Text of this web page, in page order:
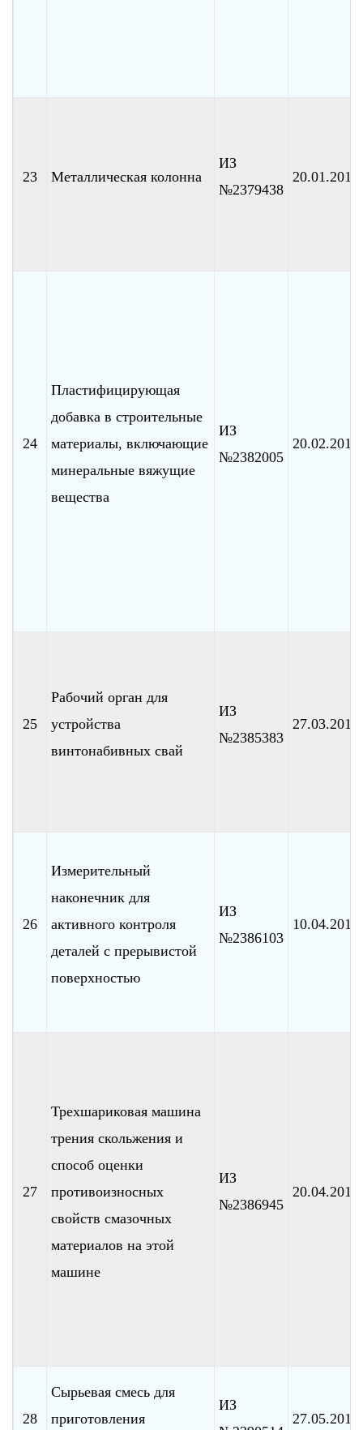
23 Металлическая колонна
ИЗ
№2379438
20.01.2010
24
Пластифицирующая
добавка в строительные
материалы, включающие
минеральные вяжущие
вещества
ИЗ
№2382005
20.02.2010
25
Рабочий орган для
устройства
винтонабивных свай
ИЗ
№2385383
27.03.2010
26
Измерительный
наконечник для
активного контроля
деталей с прерывистой
поверхностью
ИЗ
№2386103
10.04.2010
27
Трехшариковая машина
трения скольжения и
способ оценки
противоизносных
свойств смазочных
материалов на этой
машине
ИЗ
№2386945
20.04.2010
28
Сырьевая смесь для
приготовления
ИЗ
27.05.2010